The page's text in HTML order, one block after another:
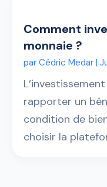
Comment
monnaie ?
par Cédric Medar |
rapporter un
condition de
choisir la